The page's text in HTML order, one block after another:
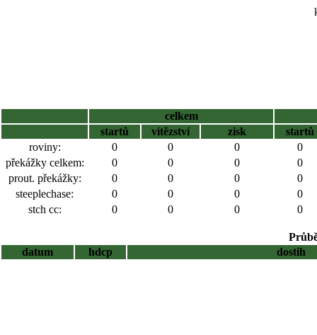
celkem
startů
vítězství zisk
startů
roviny:
0 0 0
0
překážky celkem:
0 0 0
0
prout. překážky:
0 0 0
0
steeplechase:
0 0 0
0
stch cc:
0 0 0 0
datum
hdcp dostih